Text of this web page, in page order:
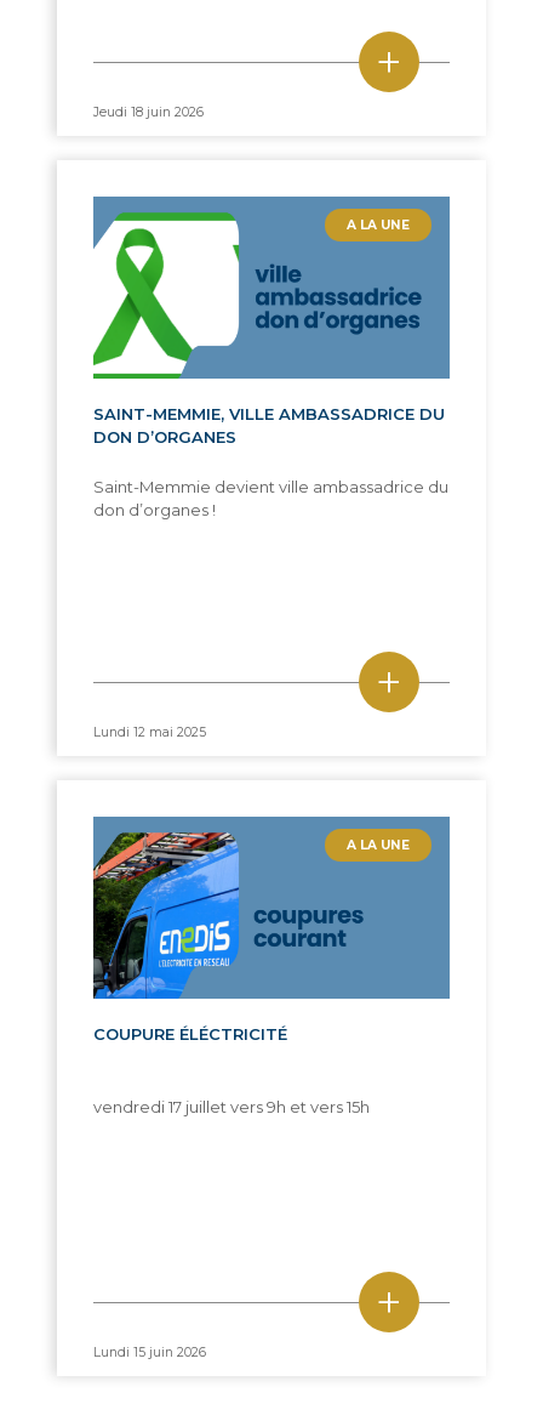
+
Jeudi 18 juin 2026
A LA UNE
SAINT-MEMMIE, VILLE AMBASSADRICE DU
DON D’ORGANES
Saint-Memmie devient ville ambassadrice du
don d’organes !
+
Lundi 12 mai 2025
A LA UNE
COUPURE ÉLÉCTRICITÉ
vendredi 17 juillet vers 9h et vers 15h
+
Lundi 15 juin 2026